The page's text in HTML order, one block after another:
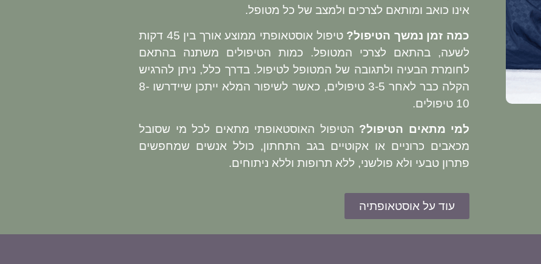
אינו כואב ומותאם לצרכים ולמצב של כל מטופל.
כמה זמן נמשך הטיפול?
טיפול אוסטאופתי ממוצע אורך בין 45 דקות
לשעה, בהתאם לצרכי המטופל. כמות הטיפולים משתנה בהתאם
לחומרת הבעיה ולתגובה של המטופל לטיפול. בדרך כלל, ניתן להרגיש
הקלה כבר לאחר 3-5 טיפולים, כאשר לשיפור המלא ייתכן שיידרשו 8-
10 טיפולים.
למי מתאים הטיפול? הטיפול האוסטאופתי מתאים לכל מי שסובל
מכאבים כרוניים או אקוטיים בגב התחתון, כולל אנשים שמחפשים
פתרון טבעי ולא פולשני, ללא תרופות וללא ניתוחים.
עוד על אוסטאופתיה